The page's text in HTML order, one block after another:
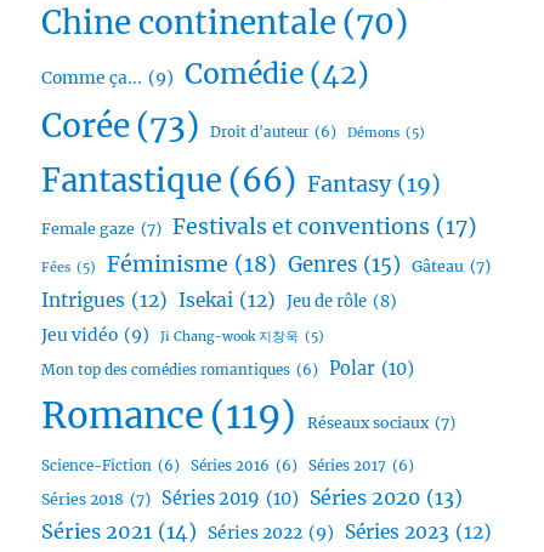
Chine continentale (70)
Comme ça... (9) Comédie (42)
Corée(73) Droit d'auteur (6) Démons (5)
Fantastique (66) Fantasy (19)
Female gaze (7) Festivals et conventions (17)
Fées (5) Féminisme (18) Genres (15) Gâteau (7)
Intrigues (12) Isekai (12) Jeu de rôle (8)
Jeu vidéo (9) Ji Chang-wook 지창욱 (5)
Mon top des comédies romantiques (6) Polar (10)
Romance (119) Réseaux sociaux (7)
Science-Fiction (6) Séries 2016 (6) Séries 2017 (6)
Séries 2018 (7) Séries 2019 (10) Séries 2020 (13)
Séries 2021 (14) Séries 2022 (9) Séries 2023 (12)